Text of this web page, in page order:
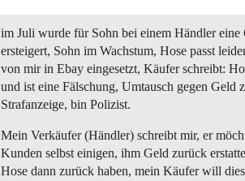
im Juli wurde für Sohn bei einem Händler eine
ersteigert, Sohn im Wachstum, Hose passt
von mir in Ebay eingesetzt, Käufer schreibt:
und ist eine Fälschung, Umtausch gegen Geld
Strafanzeige, bin Polizist.
Mein Verkäufer (Händler) schreibt mir, er
Kunden selbst einigen, ihm Geld zurück
Hose dann zurück haben, mein Käufer will